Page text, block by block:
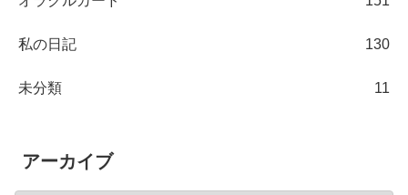
私の日記 130
未分類 11
アーカイブ